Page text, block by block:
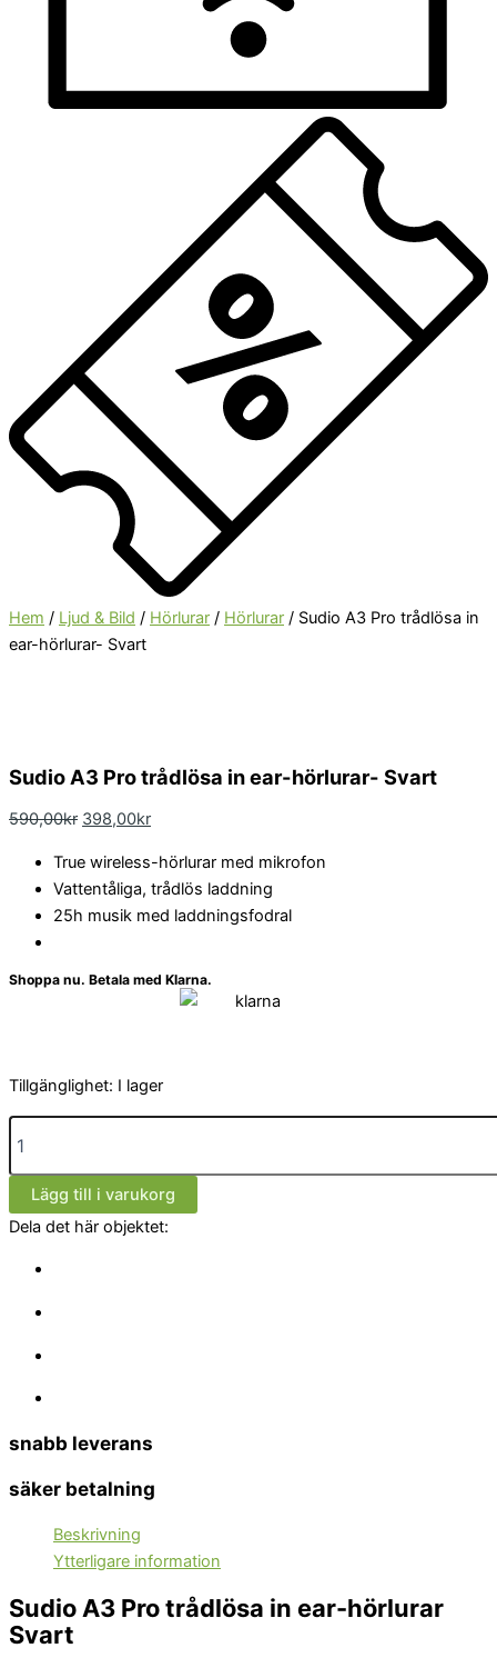
Hem / Ljud & Bild / Hörlurar / Hörlurar / Sudio A3 Pro trådlösa in
ear-hörlurar- Svart
Sudio A3 Pro trådlösa in ear-hörlurar- Svart
590,00kr 398,00kr
True wireless-hörlurar med mikrofon
Vattentåliga, trådlös laddning
25h musik med laddningsfodral
Shoppa nu. Betala med Klarna.
Tillgänglighet: I lager
Lägg till i varukorg
Dela det här objektet:
snabb leverans
säker betalning
Beskrivning
Ytterligare information
Sudio A3 Pro trådlösa in ear-hörlurar
Svart